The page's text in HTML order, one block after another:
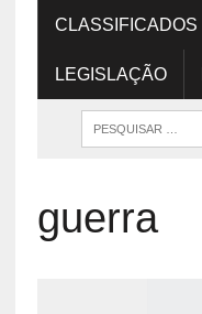
CLASSIFICADOS
LEGISLAÇÃO
guerra